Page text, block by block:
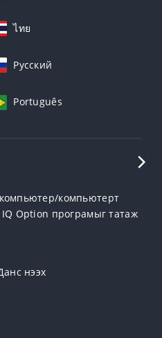
ไทย
Русский
Português
компьютерт
IQ Option програмыг татаж
уу (Windows, macOS)
нээх